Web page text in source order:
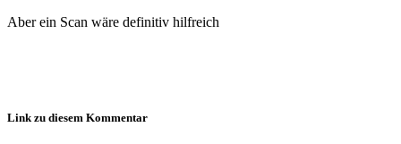
Aber ein Scan wäre definitiv hilfreich
Link zu diesem Kommentar